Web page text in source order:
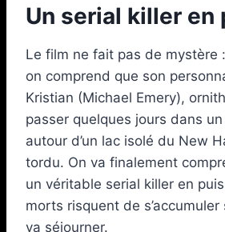
Un serial killer en
Le film ne fait pas de mystère
on comprend que son
Kristian (Michael Emery),
passer quelques jours dans
autour d’un lac isolé du New
tordu. On va finalement
un véritable serial killer en
morts risquent de
va séjourner.